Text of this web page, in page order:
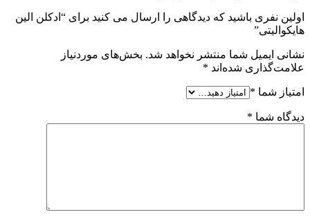
اولین نفری باشید که دیدگاهی را ارسال می کنید برای “ادکلن الین
هایکوالیتی”
نشانی ایمیل شما منتشر نخواهد شد. بخش‌های موردنیاز
علامت‌گذاری شده‌اند *
امتیاز شما *
دیدگاه شما *